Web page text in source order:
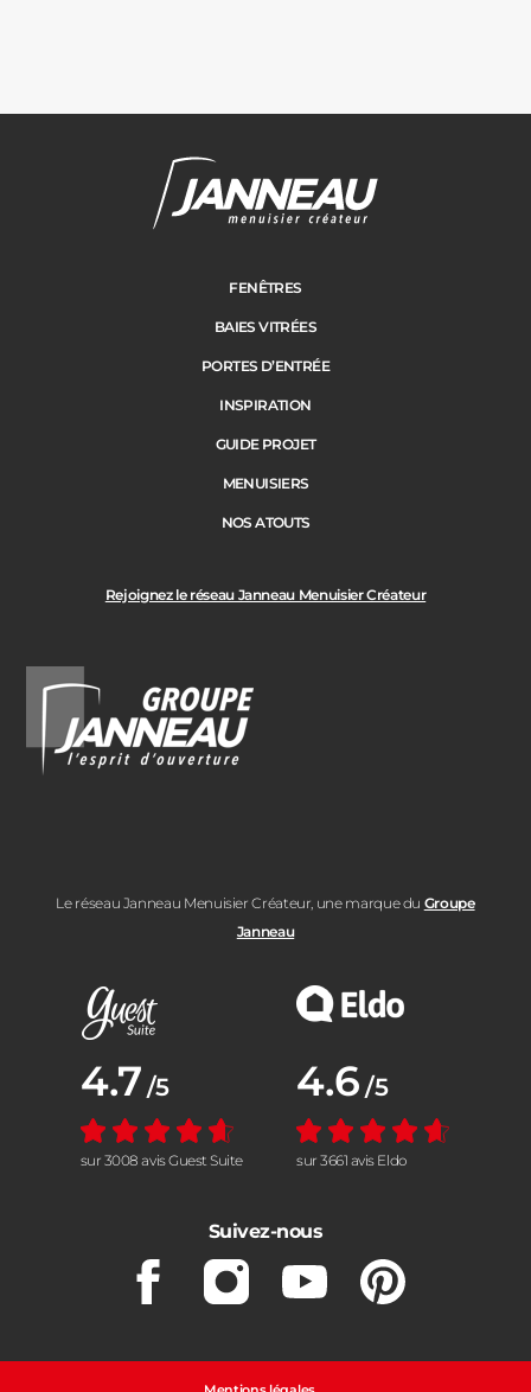
Rejoignez le réseau Janneau Menuisier Créateur
Le réseau Janneau Menuisier Créateur, une marque du Groupe
Janneau
FENÊTRES
BAIES VITRÉES
PORTES D’ENTRÉE
INSPIRATION
GUIDE PROJET
MENUISIERS
NOS ATOUTS
Janneau Menuisier Créateur
Note moyenne :
4.7 /5
sur 3008 avis Guest Suite
Note moyenne :
4.6 /5
sur 3661 avis Eldo
Suivez-nous
FacebookInstagramYoutubePinterest